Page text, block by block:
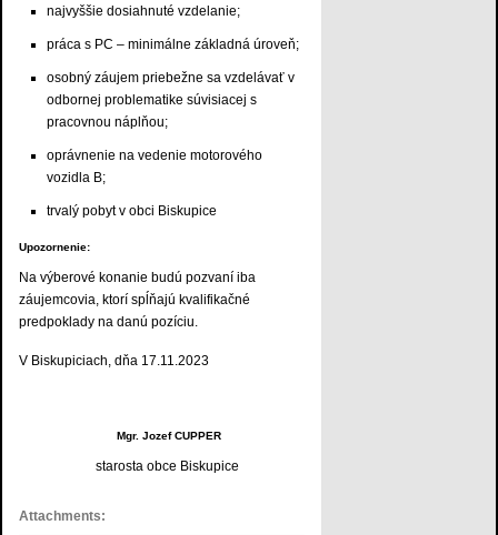
najvyššie dosiahnuté vzdelanie;
práca s PC – minimálne základná úroveň;
osobný záujem priebežne sa vzdelávať v
odbornej problematike súvisiacej s
pracovnou náplňou;
oprávnenie na vedenie motorového
vozidla B;
trvalý pobyt v obci Biskupice
Upozornenie:
Na výberové konanie budú pozvaní iba
záujemcovia, ktorí spĺňajú kvalifikačné
predpoklady na danú pozíciu.
V Biskupiciach, dňa 17.11.2023
Mgr. Jozef CUPPER
starosta obce Biskupice
Attachments: